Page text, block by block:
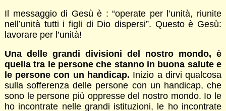
Il messaggio di Gesù è : “operate per l’unità, riunite
nell’unità tutti i figli di Dio dispersi”. Questo è Gesù:
lavorare per l’unità!
Una delle grandi divisioni del nostro mondo, è
quella tra le persone che stanno in buona salute e
le persone con un handicap. Inizio a dirvi qualcosa
sulla sofferenza delle persone con un handicap, che
sono le persone più oppresse del nostro mondo. Io le
ho incontrate nelle grandi istituzioni, le ho incontrate